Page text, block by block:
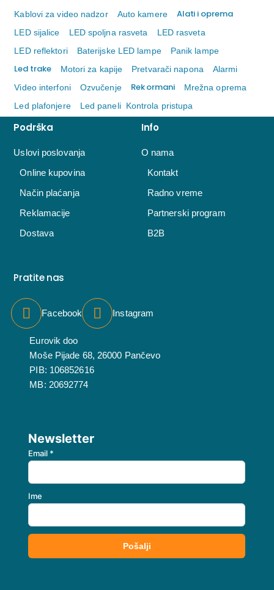
Kablovi za video nadzor
Auto kamere Alati i oprema
LED sijalice LED spoljna rasveta
LED rasveta
LED reflektori
Baterijske LED lampe Panik lampe
Led trake Motori za kapije Pretvarači napona
Alarmi
Video interfoni
Ozvučenje Rek ormani
Mrežna oprema
Led plafonjere
Led paneli Kontrola pristupa
Podrška
Uslovi poslovanja
Online kupovina
Način plaćanja
Reklamacije
Dostava
Info
O nama
Kontakt
Radno vreme
Partnerski program
B2B
Pratite nas
Facebook Instagram
Eurovik doo
Moše Pijade 68, 26000 Pančevo
PIB: 106852616
MB: 20692774